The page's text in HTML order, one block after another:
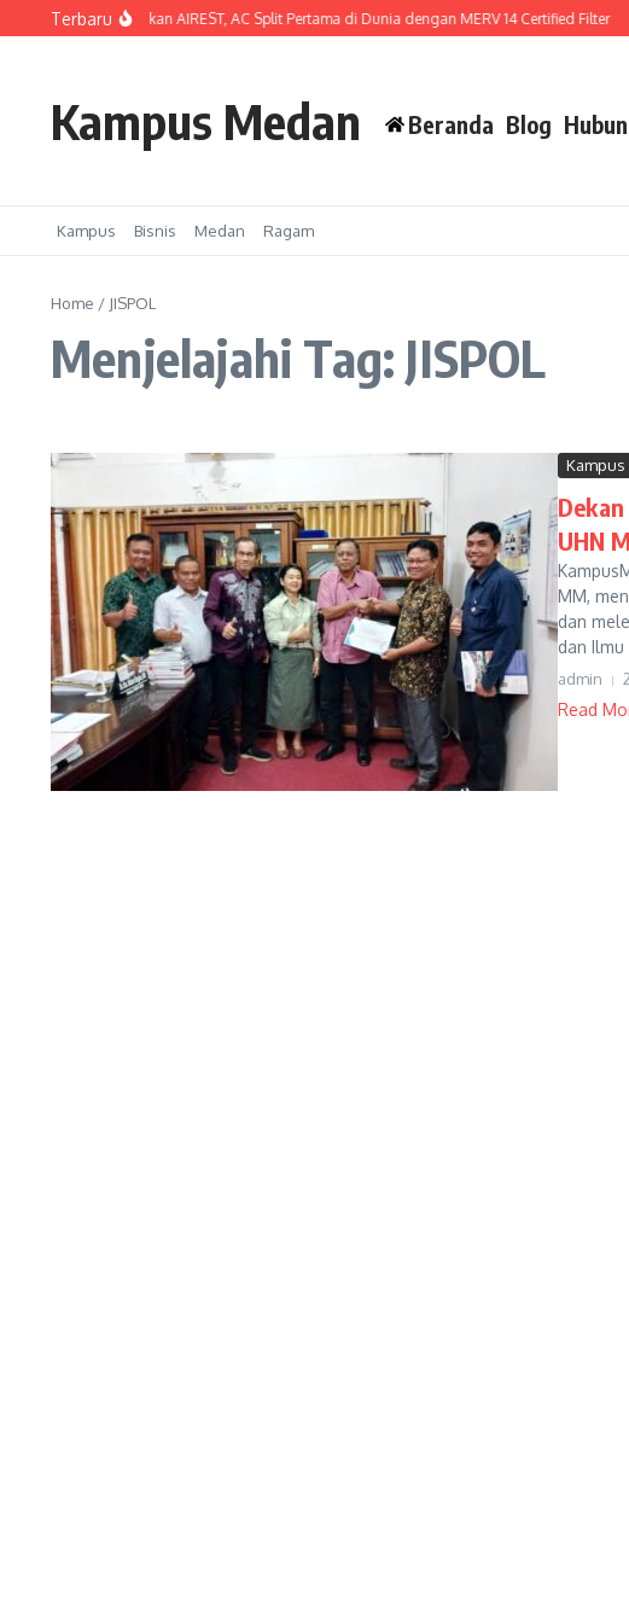
Lewati ke konten
Terbaru
Indonesia Luncurkan AIREST, AC Split Pertama di Dunia dengan MERV 14 Certified Filter
Kampus Medan Beranda Blog
Kampus Bisnis Medan Ragam
Home / JISPOL
Menjelajahi Tag: JISPOL
Kampus
UHN
MM,
dan
dan Ilmu
admin
Read